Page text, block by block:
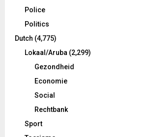
Police
Politics
Dutch (4,775)
Lokaal/Aruba (2,299)
Gezondheid
Economie
Social
Rechtbank
Sport